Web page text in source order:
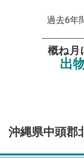
過去6年
概ね月
出
沖縄県中頭郡